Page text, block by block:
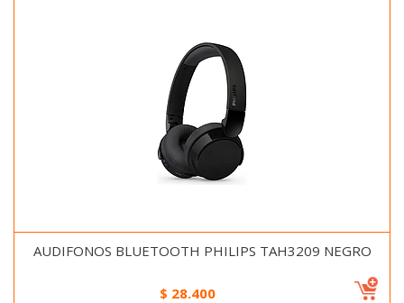
AUDIFONOS BLUETOOTH PHILIPS TAH3209 NEGRO
$ 28.400